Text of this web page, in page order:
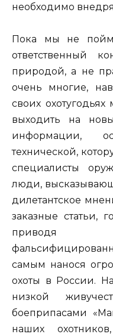
необходимо
Пока мы не
ответственный
природой, а не
очень многие,
своих
выходить на
информации,
технической,
специалисты
люди,
дилетантское
заказные статьи,
приводя
самым нанося
охоты в России.
низкой
боеприпасами
наших